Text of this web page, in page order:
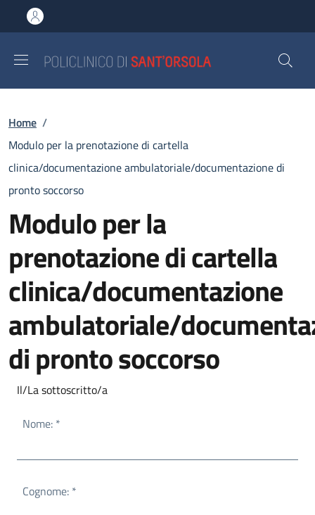
al contenuto principale
to footer content
Briciole di pane
Home /
Modulo per la prenotazione di cartella
clinica/documentazione ambulatoriale/documentazione di
pronto soccorso
Modulo per la
prenotazione di cartella
clinica/documentazione
ambulatoriale/
di pronto soccorso
Il/La sottoscritto/a
Nome: *
Cognome: *